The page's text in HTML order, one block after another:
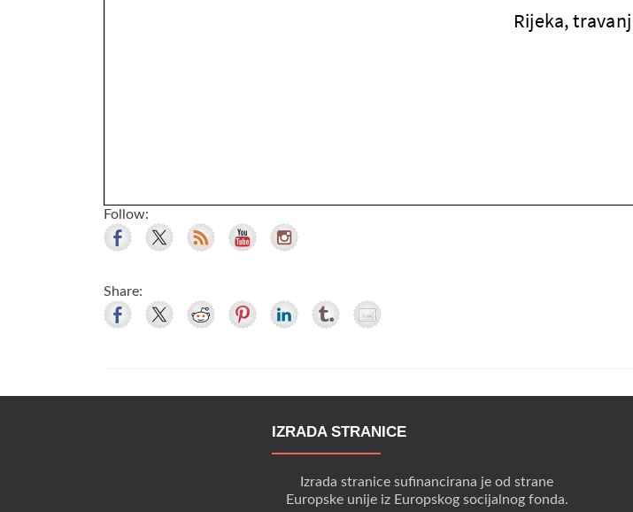
Follow:
Share:
IZRADA STRANICE
Izrada stranice sufinancirana je od strane
Europske unije iz Europskog socijalnog fonda.